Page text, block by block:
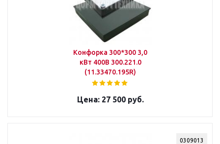
Конфорка 300*300 3,0
кВт 400В 300.221.0
(11.33470.195R)
27 500 руб.
0309013